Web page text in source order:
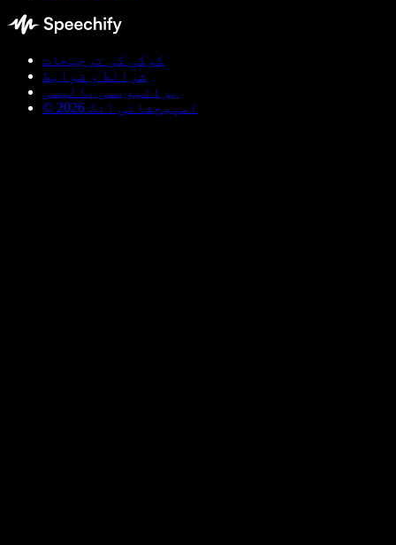
کوکی کی ترجیحات
شرائط و ضوابط
پرائیویسی پالیسی
© اسپیچفائی انک 2026